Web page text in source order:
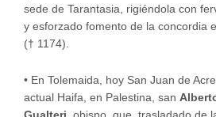
sede de Tarantasia, rigiéndola con
y esforzado fomento de la concordia
(† 1174).
• En Tolemaida, hoy San Juan de
actual Haifa, en Palestina, san